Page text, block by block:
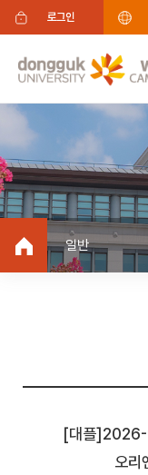
로그인
일반
[대플]2026-
오리